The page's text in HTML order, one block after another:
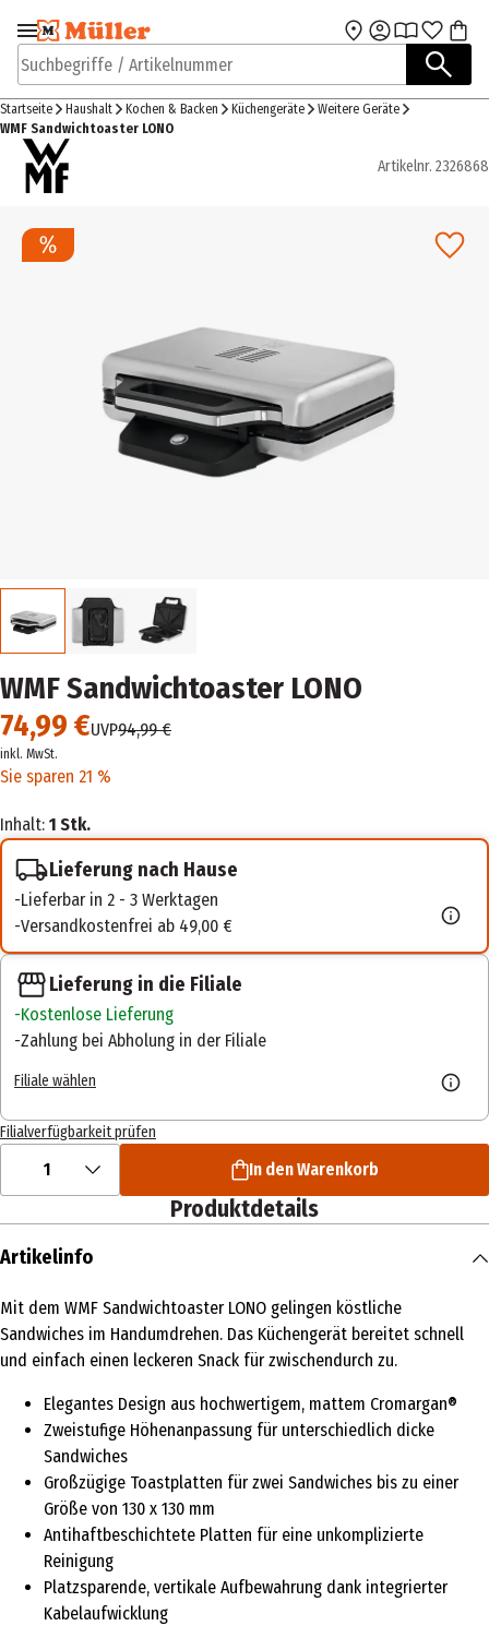
Zur Navigation
springen
Zum Hauptinhalt
Suchbegriffe / Artikelnummer
Startseite Haushalt Kochen & Backen Küchengeräte
Weitere Geräte
WMF Sandwichtoaster LONO
Artikelnr. 2326868
WMF Sandwichtoaster LONO
74,99 €UVP94,99 €
inkl. MwSt.
Sie sparen 21 %
Inhalt: 1 Stk.
Lieferung nach Hause
Lieferbar in 2 - 3 Werktagen
Versandkostenfrei ab 49,00 €
Lieferung in die Filiale
Kostenlose Lieferung
Zahlung bei Abholung in der Filiale
Filiale wählen
Filialverfügbarkeit prüfen
1 In den Warenkorb
Produktdetails
Artikelinfo
Mit dem WMF Sandwichtoaster LONO gelingen köstliche
Sandwiches im Handumdrehen. Das Küchengerät bereitet schnell
und einfach einen leckeren Snack für zwischendurch zu.
Elegantes Design aus hochwertigem, mattem Cromargan®
Zweistufige Höhenanpassung für unterschiedlich dicke
Sandwiches
Großzügige Toastplatten für zwei Sandwiches bis zu einer
Größe von 130 x 130 mm
Antihaftbeschichtete Platten für eine unkomplizierte
Reinigung
Platzsparende, vertikale Aufbewahrung dank integrierter
Kabelaufwicklung